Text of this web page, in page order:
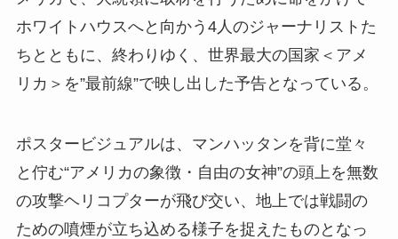
ホワイトハウスへと向かう4人のジャーナリストた
ちとともに、終わりゆく、世界最大の国家＜アメ
リカ＞を”最前線”で映し出した予告となっている。
ポスタービジュアルは、マンハッタンを背に堂々
と佇む“アメリカの象徴・自由の女神”の頭上を無数
の攻撃ヘリコプターが飛び交い、地上では戦闘の
ための噴煙が立ち込める様子を捉えたものとなっ